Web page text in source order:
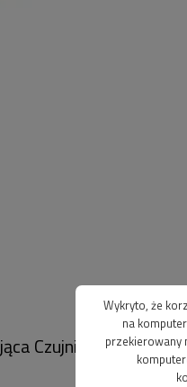
Czujnik
Wykryto, że
na
przekierowany